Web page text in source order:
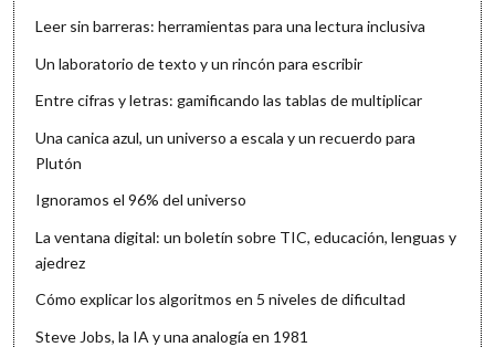
Leer sin barreras: herramientas para una lectura inclusiva
Un laboratorio de texto y un rincón para escribir
Entre cifras y letras: gamificando las tablas de multiplicar
Una canica azul, un universo a escala y un recuerdo para
Plutón
Ignoramos el 96% del universo
La ventana digital: un boletín sobre TIC, educación, lenguas y
ajedrez
Cómo explicar los algoritmos en 5 niveles de dificultad
Steve Jobs, la IA y una analogía en 1981